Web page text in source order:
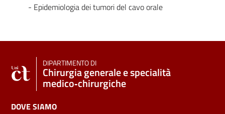
- Epidemiologia dei tumori del cavo orale
DIPARTIMENTO DI
Chirurgia generale e specialità
medico‑chirurgiche
DOVE SIAMO